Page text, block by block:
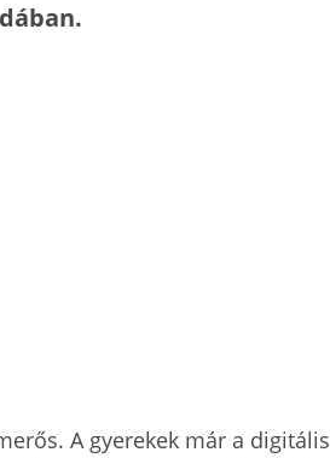
A gyerekek már a digitális